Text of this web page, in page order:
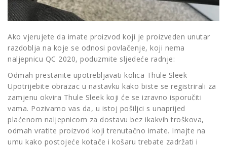
Ako vjerujete da imate proizvod koji je proizveden unutar
razdoblja na koje se odnosi povlačenje, koji nema
naljepnicu QC 2020, poduzmite sljedeće radnje:
Odmah prestanite upotrebljavati kolica Thule Sleek
Upotrijebite obrazac u nastavku kako biste se registrirali za
zamjenu okvira Thule Sleek koji će se izravno isporučiti
vama. Pozivamo vas da, u istoj pošiljci s unaprijed
plaćenom naljepnicom za dostavu bez ikakvih troškova,
odmah vratite proizvod koji trenutačno imate. Imajte na
umu kako postojeće kotače i košaru trebate zadržati i